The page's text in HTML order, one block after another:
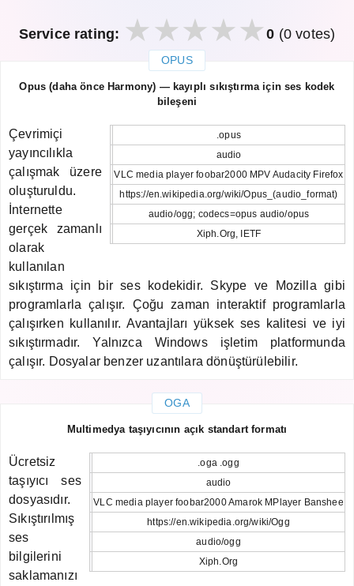
Service rating: 0 (0 votes)
OPUS
Opus (daha önce Harmony) — kayıplı sıkıştırma için ses kodek
bileşeni
.opus
audio
VLC media player foobar2000 MPV Audacity Firefox
https://en.wikipedia.org/wiki/Opus_(audio_format)
audio/ogg; codecs=opus audio/opus
Xiph.Org, IETF
Çevrimiçi
yayıncılıkla
çalışmak üzere
oluşturuldu.
İnternette
gerçek zamanlı
olarak
kullanılan
sıkıştırma için bir ses kodekidir. Skype ve Mozilla gibi
programlarla çalışır. Çoğu zaman interaktif programlarla
çalışırken kullanılır. Avantajları yüksek ses kalitesi ve iyi
sıkıştırmadır. Yalnızca Windows işletim platformunda
çalışır. Dosyalar benzer uzantılara dönüştürülebilir.
OGA
Multimedya taşıyıcının açık standart formatı
.oga .ogg
audio
VLC media player foobar2000 Amarok MPlayer Banshee
https://en.wikipedia.org/wiki/Ogg
audio/ogg
Xiph.Org
Ücretsiz
taşıyıcı ses
dosyasıdır.
Sıkıştırılmış
ses
bilgilerini
saklamanızı